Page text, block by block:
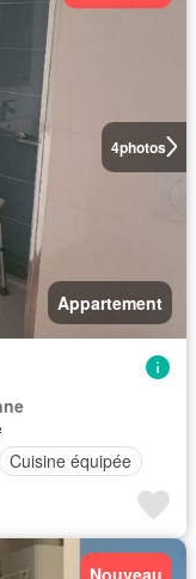
4photos
Appartement
Cuisine équipée
Nouveau